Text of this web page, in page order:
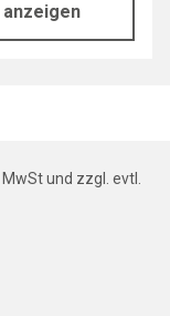
anzeigen
und zzgl. evtl.